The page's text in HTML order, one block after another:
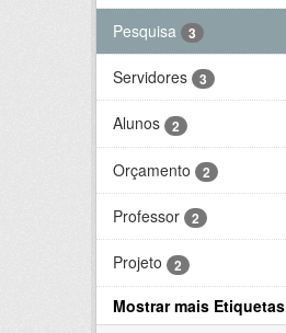
Pesquisa 3
Servidores 3
Alunos 2
Orçamento 2
Professor 2
Projeto 2
Mostrar mais Etiquetas